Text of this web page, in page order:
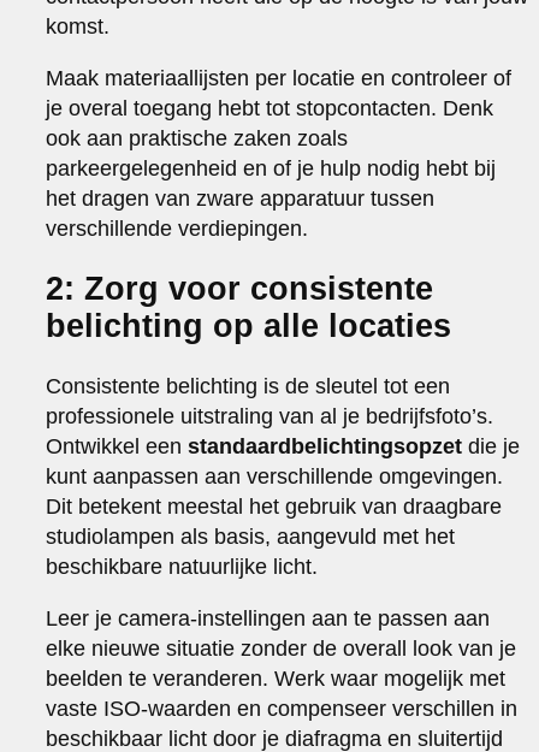
komst.
Maak materiaallijsten per locatie en controleer of
je overal toegang hebt tot stopcontacten. Denk
ook aan praktische zaken zoals
parkeergelegenheid en of je hulp nodig hebt bij
het dragen van zware apparatuur tussen
verschillende verdiepingen.
2: Zorg voor consistente
belichting op alle locaties
Consistente belichting is de sleutel tot een
professionele uitstraling van al je bedrijfsfoto’s.
Ontwikkel eenstandaardbelichtingsopzet die je
kunt aanpassen aan verschillende omgevingen.
Dit betekent meestal het gebruik van draagbare
studiolampen als basis, aangevuld met het
beschikbare natuurlijke licht.
Leer je camera-instellingen aan te passen aan
elke nieuwe situatie zonder de overall look van je
beelden te veranderen. Werk waar mogelijk met
vaste ISO-waarden en compenseer verschillen in
beschikbaar licht door je diafragma en sluitertijd